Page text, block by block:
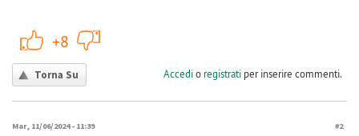
+8
Torna Su Accedio registratiper inserire commenti.
Mar, 11/06/2024 - 11:39 #2